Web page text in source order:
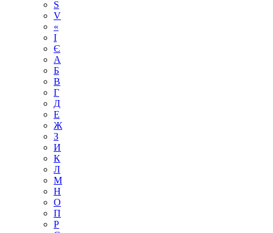
S
V
«
І
Є
А
Б
В
Г
Д
Е
Ж
З
И
К
Л
М
Н
О
П
Р